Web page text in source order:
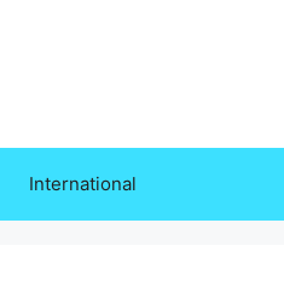
International